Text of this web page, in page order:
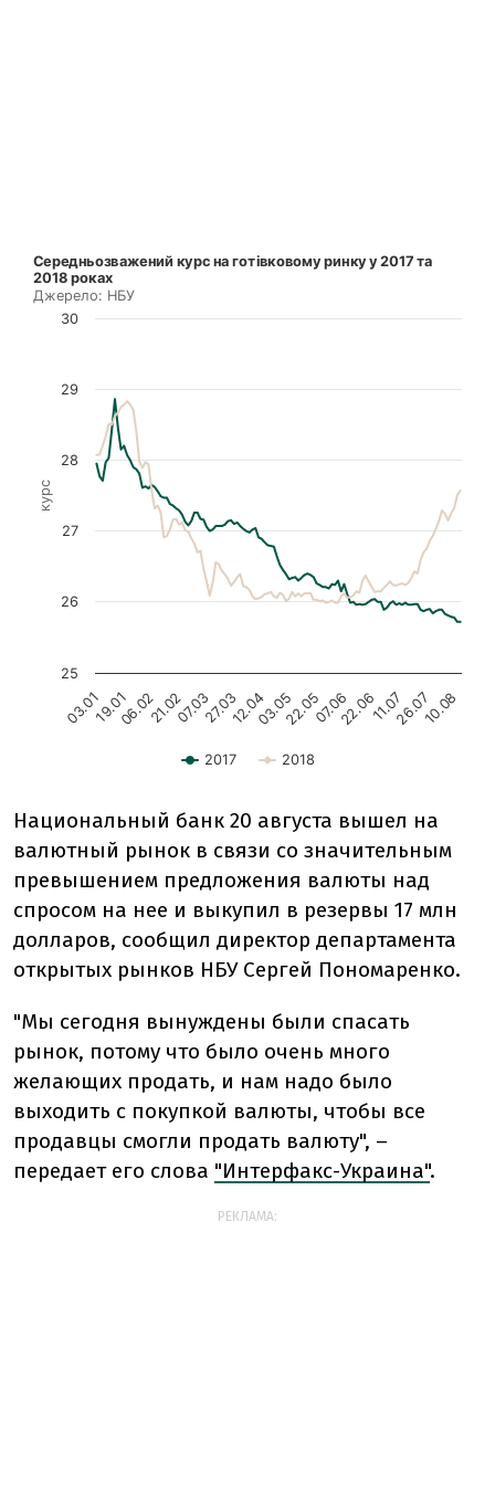
Национальный банк 20 августа вышел на
валютный рынок в связи со значительным
превышением предложения валюты над
спросом на нее и выкупил в резервы 17 млн
долларов, сообщил директор департамента
открытых рынков НБУ Сергей Пономаренко.
"Мы сегодня вынуждены были спасать
рынок, потому что было очень много
желающих продать, и нам надо было
выходить с покупкой валюты, чтобы все
продавцы смогли продать валюту", –
передает его слова "Интерфакс-Украина".
РЕКЛАМА: